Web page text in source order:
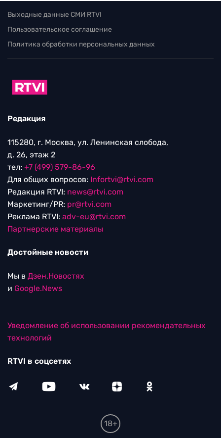
Выходные данные СМИ RTVI
Пользовательское соглашение
Политика обработки персональных данных
Редакция
115280, г. Москва, ул. Ленинская слобода,
д. 26, этаж 2
тел: +7 (499) 579-86-96
Для общих вопросов: Infortvi@rtvi.com
Редакция RTVI: news@rtvi.com
Маркетинг/PR: pr@rtvi.com
Реклама RTVI: adv-eu@rtvi.com
Партнерские материалы
Достойные новости
Мы в Дзен.Новостях
и Google.News
Уведомление об использовании рекомендательных
технологий
RTVI в соцсетях
18+